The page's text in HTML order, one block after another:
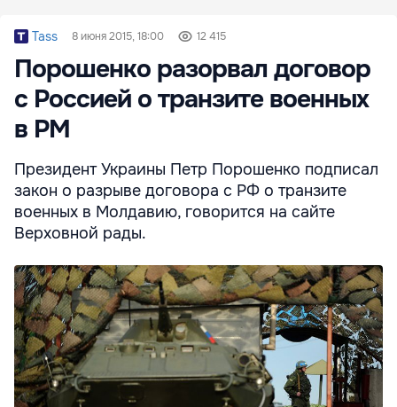
Tass 8 июня 2015, 18:00 12 415
Порошенко разорвал договор
с Россией о транзите военных
в РМ
Президент Украины Петр Порошенко подписал
закон о разрыве договора с РФ о транзите
военных в Молдавию, говорится на сайте
Верховной рады.